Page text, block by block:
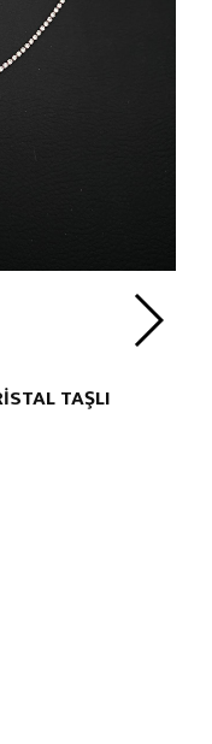
TAŞLI